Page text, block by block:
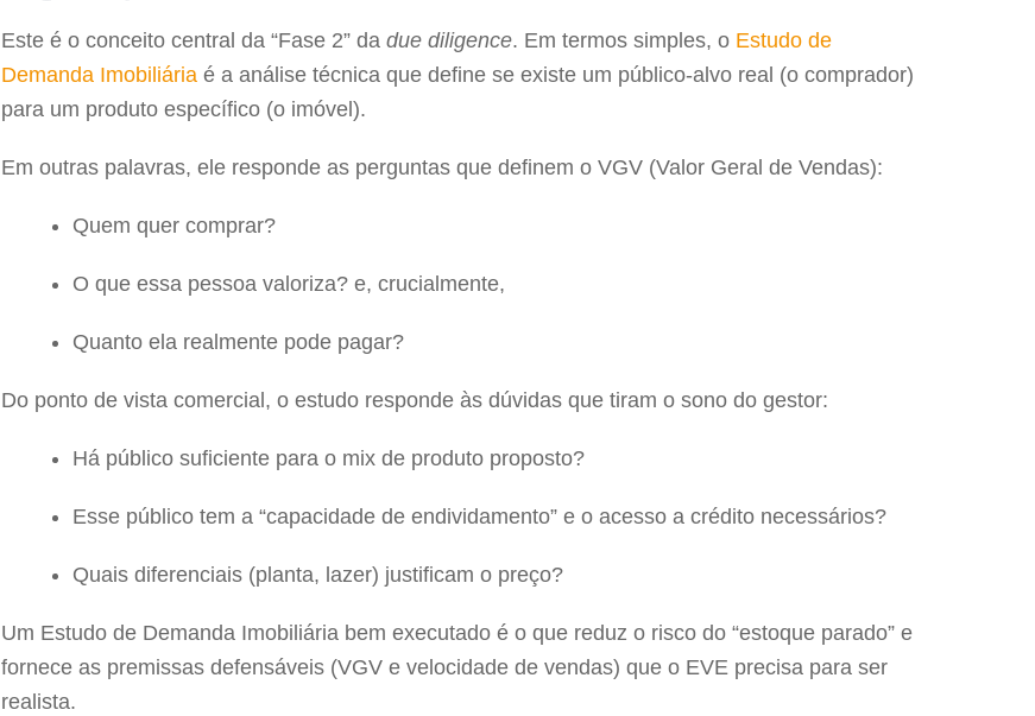
Este é o conceito central da “Fase 2” da due diligence. Em termos simples, o Estudo de
Demanda Imobiliária é a análise técnica que define se existe um público-alvo real (o comprador)
para um produto específico (o imóvel).
Em outras palavras, ele responde as perguntas que definem o VGV (Valor Geral de Vendas):
Quem quer comprar?
O que essa pessoa valoriza? e, crucialmente,
Quanto ela realmente pode pagar?
Do ponto de vista comercial, o estudo responde às dúvidas que tiram o sono do gestor:
Há público suficiente para o mix de produto proposto?
Esse público tem a “capacidade de endividamento” e o acesso a crédito necessários?
Quais diferenciais (planta, lazer) justificam o preço?
Um Estudo de Demanda Imobiliária bem executado é o que reduz o risco do “estoque parado” e
fornece as premissas defensáveis (VGV e velocidade de vendas) que o EVE precisa para ser
realista.